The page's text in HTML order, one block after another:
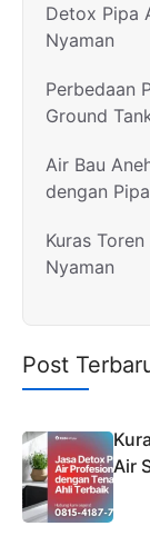
Detox Pipa
Nyaman
Perbedaan
Ground
Air Bau
dengan
Kuras
Nyaman
Post
Air